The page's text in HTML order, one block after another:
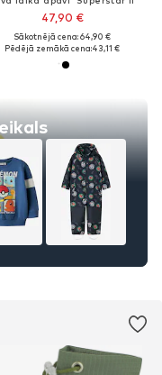
47,90 €
Sākotnējā cena: 64,90 €
Pēdējā zemākā cena:43,11 €